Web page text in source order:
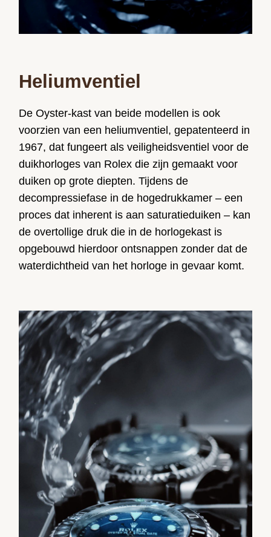
Heliumventiel
De Oyster-kast van beide modellen is ook
voorzien van een heliumventiel, gepatenteerd in
1967, dat fungeert als veiligheidsventiel voor de
duikhorloges van Rolex die zijn gemaakt voor
duiken op grote diepten. Tijdens de
decompressiefase in de hogedrukkamer – een
proces dat inherent is aan saturatieduiken – kan
de overtollige druk die in de horlogekast is
opgebouwd hierdoor ontsnappen zonder dat de
waterdichtheid van het horloge in gevaar komt.